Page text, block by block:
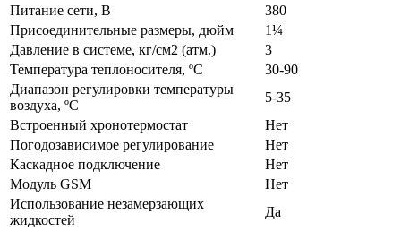
Питание сети, В
380
Присоединительные размеры, дюйм
1¼
Давление в системе, кг/см2 (атм.)
3
Температура теплоносителя, ºC
30-90
Диапазон регулировки температуры
воздуха, ºC
5-35
Встроенный хронотермостат
Нет
Погодозависимое регулирование
Нет
Каскадное подключение
Нет
Модуль GSM
Нет
Использование незамерзающих
жидкостей
Да